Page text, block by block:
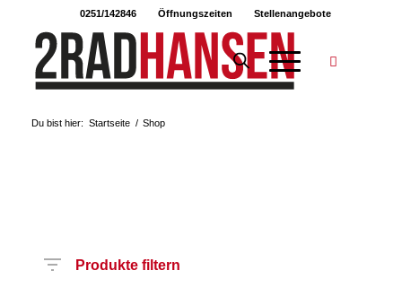
0251/142846 Öffnungszeiten Stellenangebote
Du bist hier: Startseite / Shop
Produkte filtern